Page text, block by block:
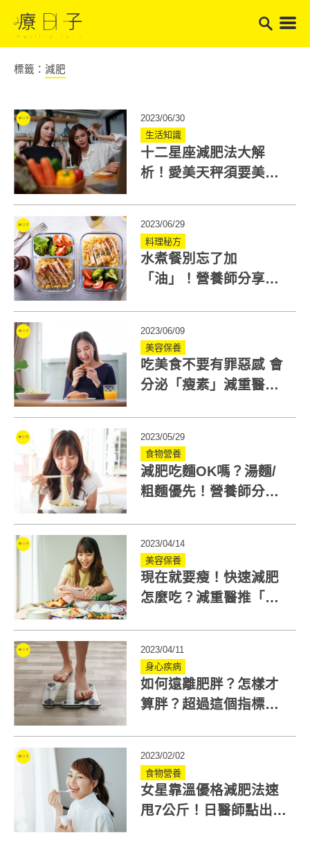
標籤： 減肥
2023/06/30
生活知識
十二星座減肥法大解
析！愛美天秤須要美美
2023/06/29
料理秘方
水煮餐別忘了加
「油」！營養師分享健
2023/06/09
美容保養
吃美食不要有罪惡感 會
分泌「瘦素」減重醫認
2023/05/29
食物營養
減肥吃麵OK嗎？湯麵/
粗麵優先！營養師分享
2023/04/14
美容保養
現在就要瘦！快速減肥
怎麼吃？減重醫推「油
2023/04/11
身心疾病
如何遠離肥胖？怎樣才
算胖？超過這個指標就
2023/02/02
食物營養
女星靠溫優格減肥法速
甩7公斤！日醫師點出3